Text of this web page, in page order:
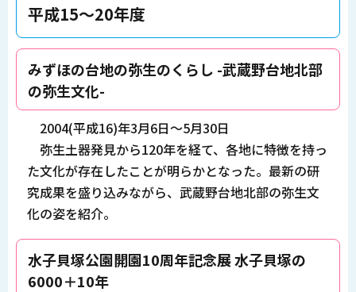
平成15～20年度
みずほの台地の弥生のくらし -武蔵野台地北部
の弥生文化-
2004(平成16)年3月6日～5月30日
弥生土器発見から120年を経て、各地に特徴を持っ
た文化が存在したことが明らかとなった。最新の研
究成果を盛り込みながら、武蔵野台地北部の弥生文
化の姿を紹介。
水子貝塚公園開園10周年記念展 水子貝塚の
6000＋10年